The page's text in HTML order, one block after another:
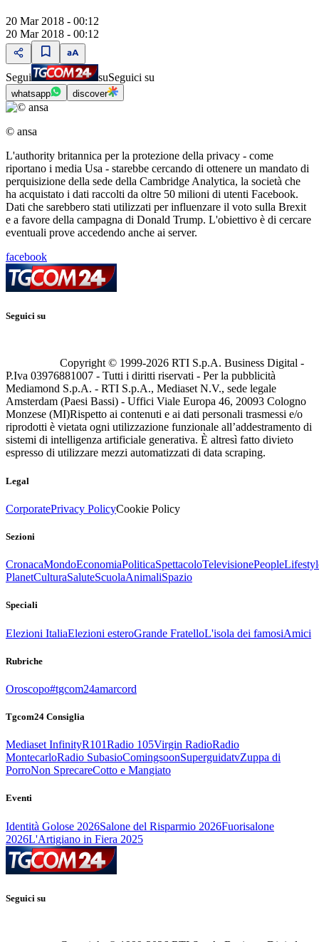
20 Mar 2018 - 00:12
20 Mar 2018 - 00:12
Segui suSeguici su
whatsapp discover
© ansa
L'authority britannica per la protezione della privacy - come
riportano i media Usa - starebbe cercando di ottenere un mandato di
perquisizione della sede della Cambridge Analytica, la società che
ha acquistato i dati raccolti da oltre 50 milioni di utenti Facebook.
Dati che sarebbero stati utilizzati per influenzare il voto sulla Brexit
e a favore della campagna di Donald Trump. L'obiettivo è di cercare
eventuali prove accedendo anche ai server.
facebook
Seguici su
Copyright © 1999-2026 RTI S.p.A. Business Digital -
P.Iva 03976881007 - Tutti i diritti riservati - Per la pubblicità
Mediamond S.p.A. - RTI S.p.A., Mediaset N.V., sede legale
Amsterdam (Paesi Bassi) - Uffici Viale Europa 46, 20093 Cologno
Monzese (MI)Rispetto ai contenuti e ai dati personali trasmessi e/o
riprodotti è vietata ogni utilizzazione funzionale all’addestramento di
sistemi di intelligenza artificiale generativa. È altresì fatto divieto
espresso di utilizzare mezzi automatizzati di data scraping.
Legal
CorporatePrivacy PolicyCookie Policy
Sezioni
CronacaMondoEconomiaPoliticaSpettacoloTelevisionePeople
PlanetCulturaSaluteScuolaAnimaliSpazio
Speciali
Elezioni ItaliaElezioni esteroGrande FratelloL'isola dei famosiAmici
Rubriche
Oroscopo#tgcom24amarcord
Tgcom24 Consiglia
Mediaset InfinityR101Radio 105Virgin RadioRadio
MontecarloRadio SubasioComingsoonSuperguidatvZuppa di
PorroNon SprecareCotto e Mangiato
Eventi
Identità Golose 2026Salone del Risparmio 2026Fuorisalone
2026L'Artigiano in Fiera 2025
Seguici su